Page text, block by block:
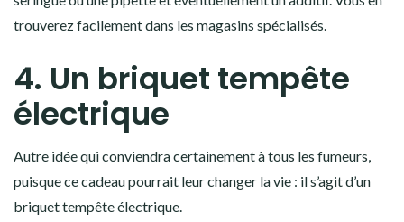
trouverez facilement dans les magasins spécialisés.
4. Un briquet tempête
électrique
Autre idée qui conviendra certainement à tous les fumeurs,
puisque ce cadeau pourrait leur changer la vie : il s’agit d’un
briquet tempête électrique.